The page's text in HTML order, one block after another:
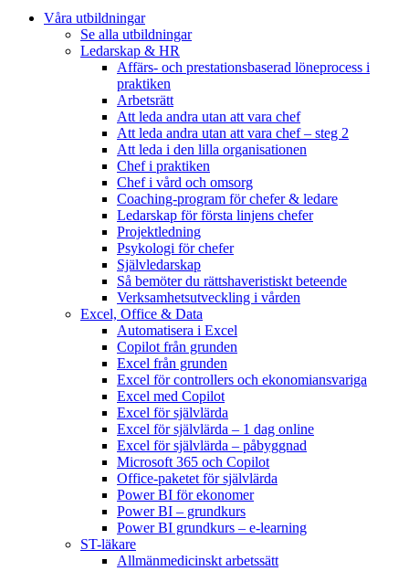
Våra utbildningar
Se alla utbildningar
Ledarskap & HR
Affärs- och prestationsbaserad löneprocess i
praktiken
Arbetsrätt
Att leda andra utan att vara chef
Att leda andra utan att vara chef – steg 2
Att leda i den lilla organisationen
Chef i praktiken
Chef i vård och omsorg
Coaching-program för chefer & ledare
Ledarskap för första linjens chefer
Projektledning
Psykologi för chefer
Självledarskap
Så bemöter du rättshaveristiskt beteende
Verksamhetsutveckling i vården
Excel, Office & Data
Automatisera i Excel
Copilot från grunden
Excel från grunden
Excel för controllers och ekonomiansvariga
Excel med Copilot
Excel för självlärda
Excel för självlärda – 1 dag online
Excel för självlärda – påbyggnad
Microsoft 365 och Copilot
Office-paketet för självlärda
Power BI för ekonomer
Power BI – grundkurs
Power BI grundkurs – e-learning
ST-läkare
Allmänmedicinskt arbetssätt